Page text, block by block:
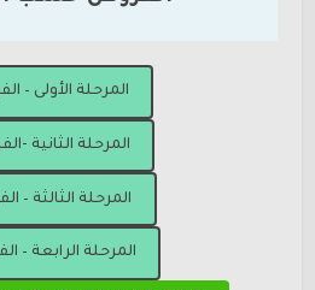
المرحلة الأولى –
المرحلة الثانية -
المرحلة الثالثة –
المرحلة الرابعة –
شبكات التنقيط لجميع